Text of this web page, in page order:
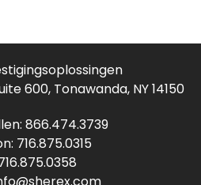
600, Tonawanda, NY 14150
866.474.3739
716.875.0315